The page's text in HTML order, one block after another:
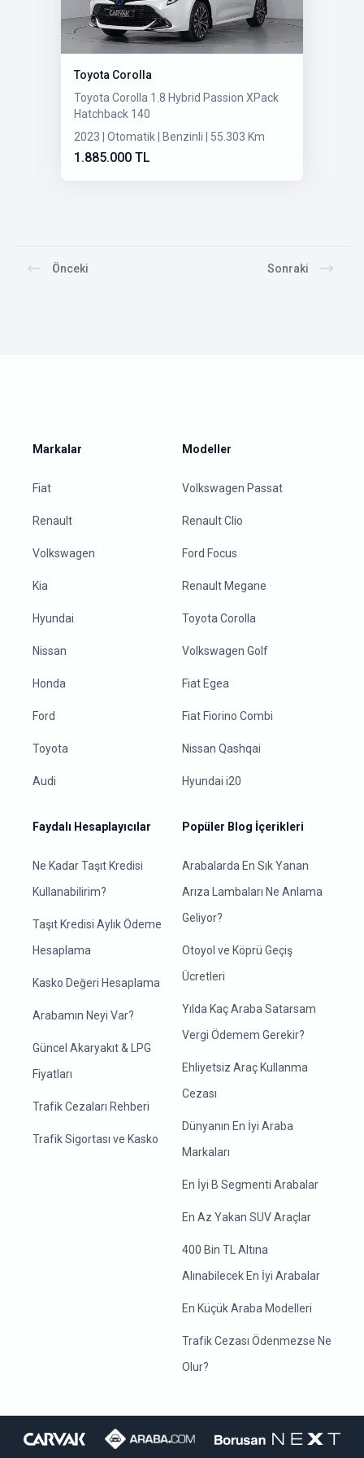
Toyota Corolla
Toyota Corolla 1.8 Hybrid Passion XPack
Hatchback 140
2023 | Otomatik | Benzinli | 55.303 Km
1.885.000 TL
Önceki Sonraki
Markalar
Fiat
Renault
Volkswagen
Kia
Hyundai
Nissan
Honda
Ford
Toyota
Audi
Modeller
Volkswagen Passat
Renault Clio
Ford Focus
Renault Megane
Toyota Corolla
Volkswagen Golf
Fiat Egea
Fiat Fiorino Combi
Nissan Qashqai
Hyundai i20
Faydalı Hesaplayıcılar
Ne Kadar Taşıt Kredisi
Kullanabilirim?
Taşıt Kredisi Aylık Ödeme
Hesaplama
Kasko Değeri Hesaplama
Arabamın Neyi Var?
Güncel Akaryakıt & LPG
Fiyatları
Trafik Cezaları Rehberi
Trafik Sigortası ve Kasko
Popüler Blog İçerikleri
Arabalarda En Sık Yanan
Arıza Lambaları Ne Anlama
Geliyor?
Otoyol ve Köprü Geçiş
Ücretleri
Yılda Kaç Araba Satarsam
Vergi Ödemem Gerekir?
Ehliyetsiz Araç Kullanma
Cezası
Dünyanın En İyi Araba
Markaları
En İyi B Segmenti Arabalar
En Az Yakan SUV Araçlar
400 Bin TL Altına
Alınabilecek En İyi Arabalar
En Küçük Araba Modelleri
Trafik Cezası Ödenmezse Ne
Olur?